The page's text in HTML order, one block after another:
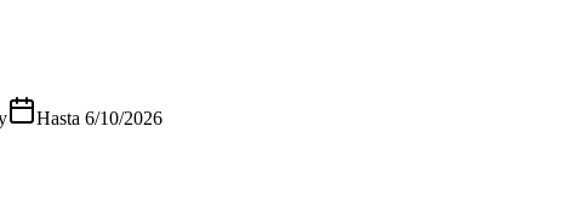
Hasta 6/10/2026